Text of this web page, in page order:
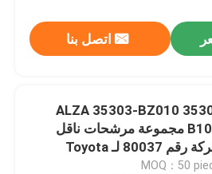
اتصل بنا
ALZA 35303-BZ010
B1020 مجموعة مرشحات ناقل
الحركة رقم 80037 لـ Toyota
MOQ：50